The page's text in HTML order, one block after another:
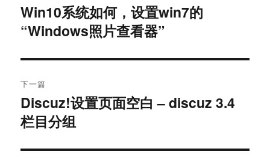
章
导
航
上
篇
章：
Win10系统如何，设置win7的
“Windows照片查看器”
下一篇
下
篇
章：
Discuz!设置页面空白 – discuz 3.4
栏目分组